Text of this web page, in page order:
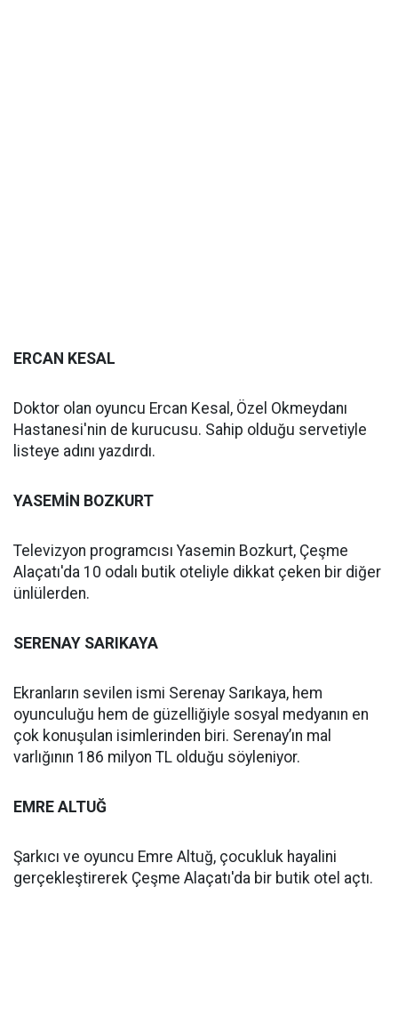
ERCAN KESAL
Doktor olan oyuncu Ercan Kesal, Özel Okmeydanı
Hastanesi'nin de kurucusu. Sahip olduğu servetiyle
listeye adını yazdırdı.
YASEMİN BOZKURT
Televizyon programcısı Yasemin Bozkurt, Çeşme
Alaçatı'da 10 odalı butik oteliyle dikkat çeken bir diğer
ünlülerden.
SERENAY SARIKAYA
Ekranların sevilen ismi Serenay Sarıkaya, hem
oyunculuğu hem de güzelliğiyle sosyal medyanın en
çok konuşulan isimlerinden biri. Serenay’ın mal
varlığının 186 milyon TL olduğu söyleniyor.
EMRE ALTUĞ
Şarkıcı ve oyuncu Emre Altuğ, çocukluk hayalini
gerçekleştirerek Çeşme Alaçatı'da bir butik otel açtı.